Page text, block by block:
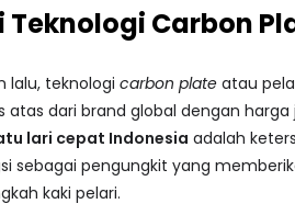
Teknologi Carbon
lalu, teknologi carbon plate atau
atas dari brand global dengan
lari cepat Indonesia adalah
sebagai pengungkit yang
kaki pelari.